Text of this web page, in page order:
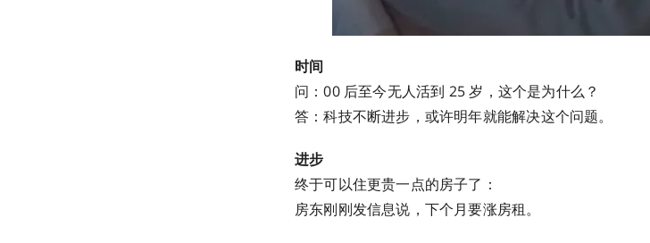
时间
问：00 后至今无人活到 25 岁，这个是为什么？
答：科技不断进步，或许明年就能解决这个问题。
进步
终于可以住更贵一点的房子了：
房东刚刚发信息说，下个月要涨房租。